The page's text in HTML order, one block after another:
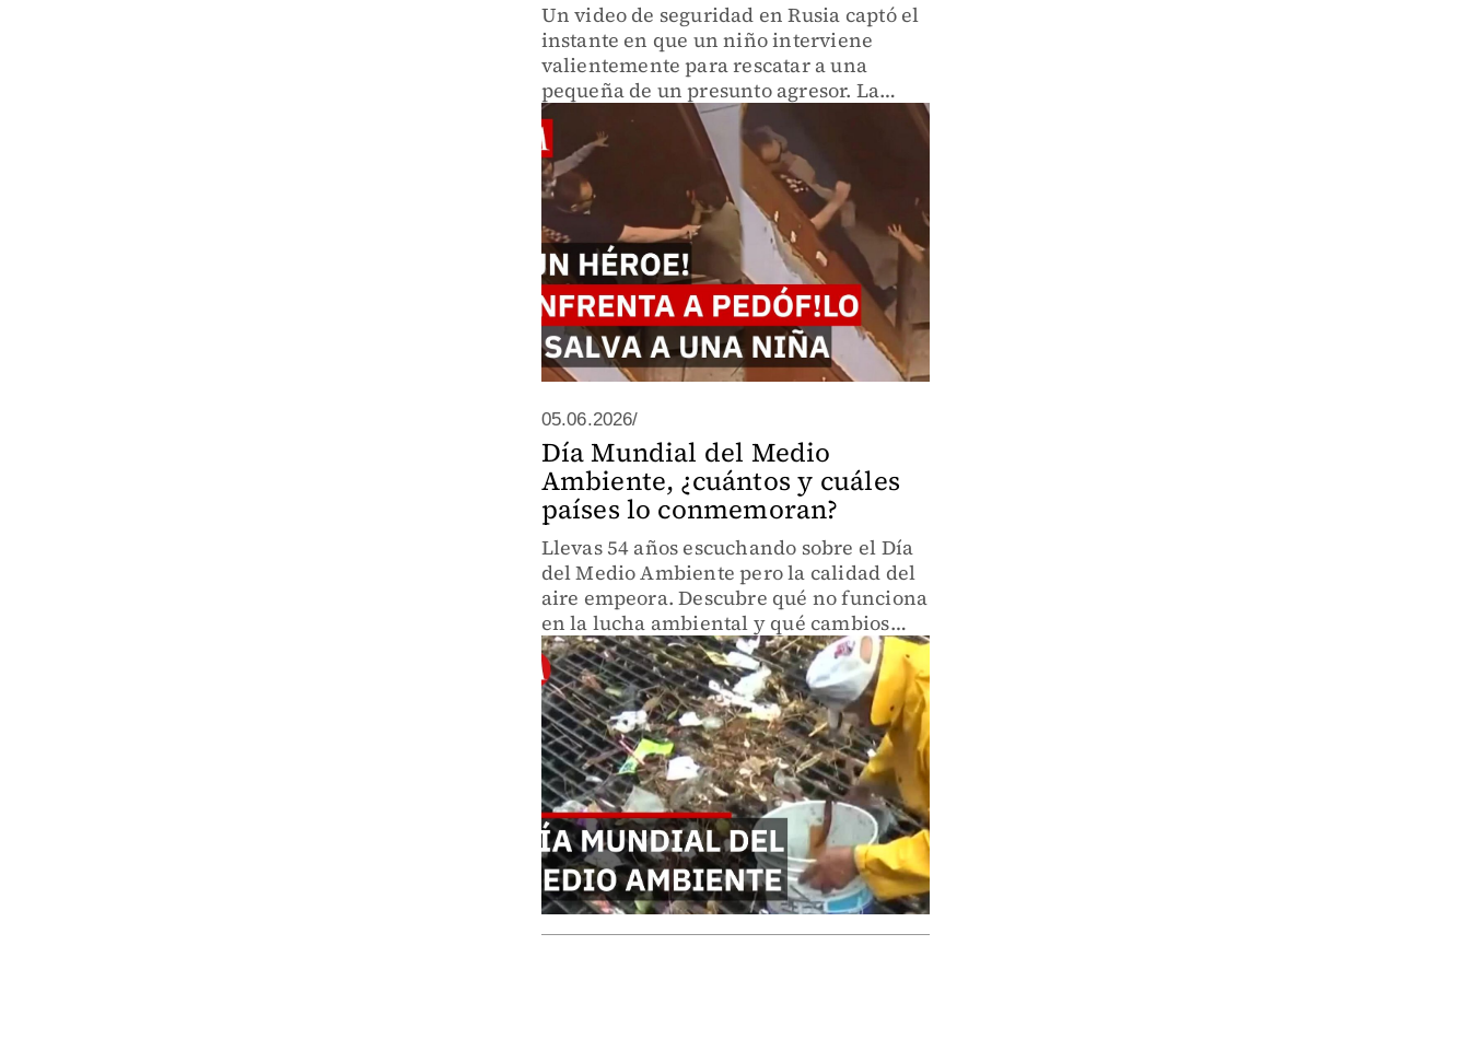
Un video de seguridad en Rusia captó el
instante en que un niño interviene
valientemente para rescatar a una
pequeña de un presunto agresor. La
rápida reacción de un niño llamó la
atención internacional. Conoce la
historia detrás del video viral.
05.06.2026/
Día Mundial del Medio
Ambiente, ¿cuántos y cuáles
países lo conmemoran?
Llevas 54 años escuchando sobre el Día
del Medio Ambiente pero la calidad del
aire empeora. Descubre qué no funciona
en la lucha ambiental y qué cambios
reales demanda Nuevo León ante el
crecimiento urbano descontrolado.